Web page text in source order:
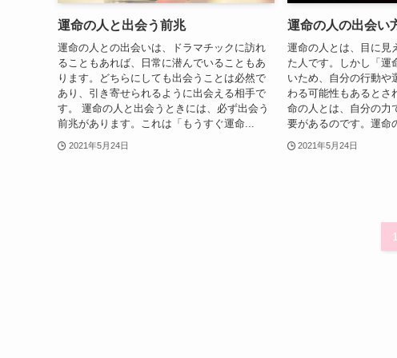
運命の人と出会う前兆
運命の人との出会いは、ドラマチックに訪れ
ることもあれば、日常に潜んでいることもあ
ります。どちらにしても出会うことは必然で
あり、引き寄せられるように出会える相手で
す。 運命の人と出会うときには、必ず出会う
前兆があります。これは「もうすぐ運命...
2021年5月24日
運命の人の出会い
運命の人とは、目に見
た人です。しかし「運
いため、自分の行動や
わる可能性もあるとさ
命の人とは、自分の力
要があるのです。運命
2021年5月24日
1